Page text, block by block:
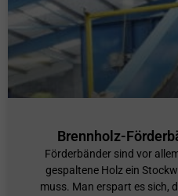
Brennholz-
Förderbänder sind vor
gespaltene Holz ein
muss. Man erspart es sich,